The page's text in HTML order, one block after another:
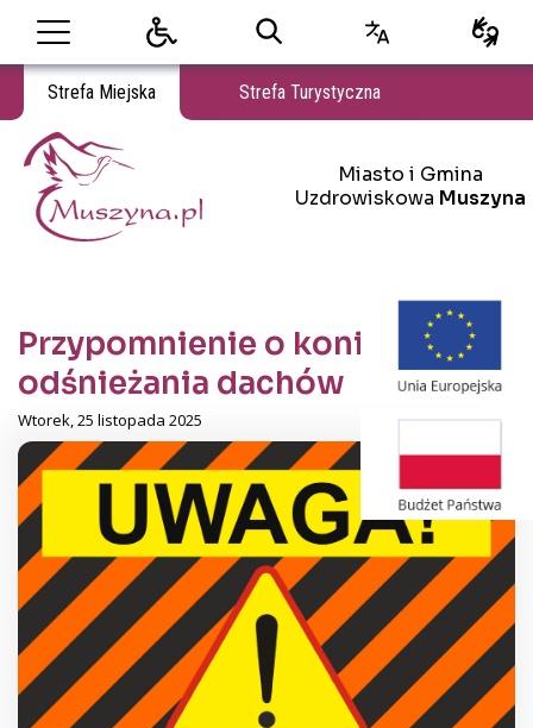
Strefa Miejska Strefa Turystyczna
Miasto i Gmina Uzdrowiskowa Muszyna
Miasto i Gmina
Uzdrowiskowa Muszyna
Miasto i Gmina Uzdrowiskowa Muszyna
Przypomnienie o konieczności
odśnieżania dachów
Wtorek, 25 listopada 2025